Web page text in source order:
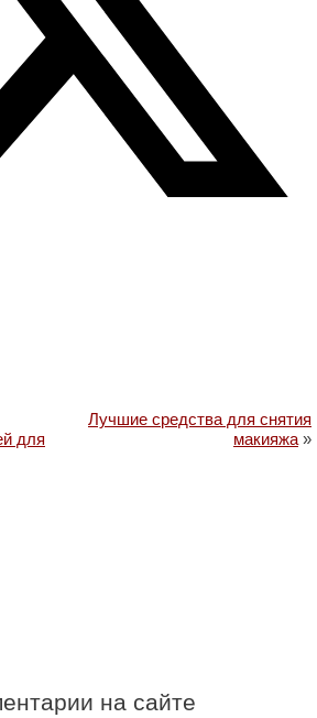
для
Лучшие средства для снятия
макияжа »
на сайте